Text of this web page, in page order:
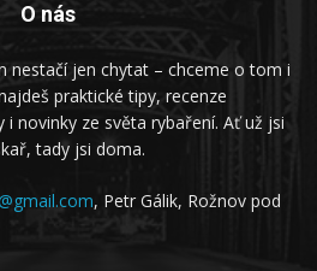
O nás
nestačí jen chytat – chceme o tom i
praktické tipy, recenze
i novinky ze světa rybaření. Ať už jsi
tady jsi doma.
, Petr Gálik, Rožnov pod